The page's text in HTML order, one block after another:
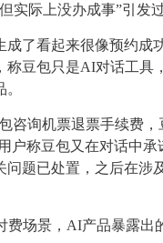
实际上没办成事”引发过
了看起来很像预约成
豆包只是AI对话工具
咨询机票退票手续费，
户称豆包又在对话中
题已处置，之后在涉
场景，AI产品暴露出